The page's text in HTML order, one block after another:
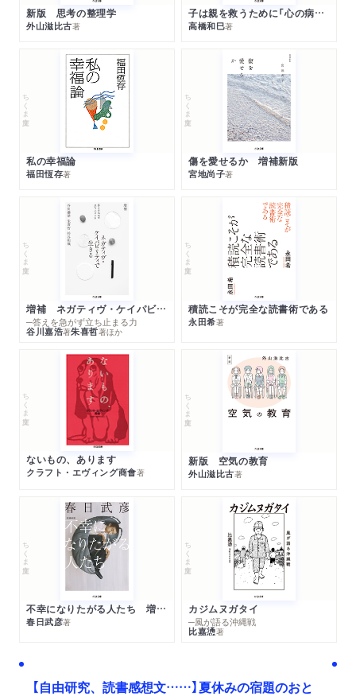
新版 思考の整理学
外山滋比古著
子は親を救うために「心の病」になる
高橋和巳著
ちくま文庫
私の幸福論
福田恆存著
ちくま文庫
傷を愛せるか 増補新版
宮地尚子著
ちくま文庫
増補 ネガティヴ・ケイパビリティで生きる
─答えを急がず立ち止まる力
谷川嘉浩著朱喜哲著ほか
ちくま文庫
積読こそが完全な読書術である
永田希著
ちくま文庫
ないもの、あります
クラフト・エヴィング商會著
ちくま文庫
新版 空気の教育
外山滋比古著
ちくま文庫
不幸になりたがる人たち 増補新版
春日武彦著
ちくま文庫
カジムヌガタイ
─風が語る沖縄戦
比嘉慂著
【自由研究、読書感想文……】夏休みの宿題のおと